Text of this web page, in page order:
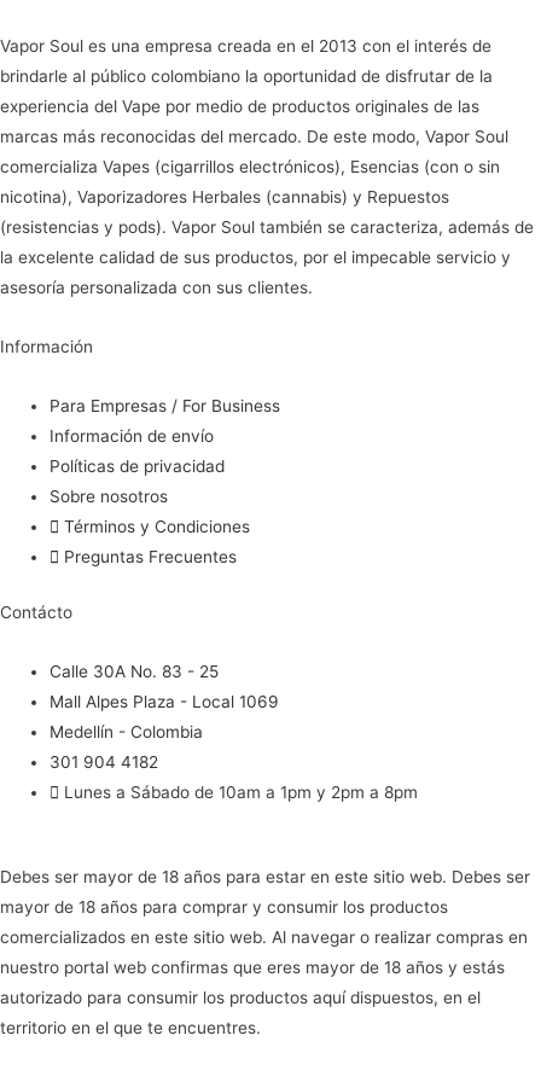
página
producto
Vapor Soul es una empresa creada en el 2013 con el interés de
brindarle al público colombiano la oportunidad de disfrutar de la
experiencia del Vape por medio de productos originales de las
marcas más reconocidas del mercado. De este modo, Vapor Soul
comercializa Vapes (cigarrillos electrónicos), Esencias (con o sin
nicotina), Vaporizadores Herbales (cannabis) y Repuestos
(resistencias y pods). Vapor Soul también se caracteriza, además de
la excelente calidad de sus productos, por el impecable servicio y
asesoría personalizada con sus clientes.
Información
Para Empresas / For Business
Información de envío
Políticas de privacidad
Sobre nosotros
Términos y Condiciones
Preguntas Frecuentes
Contácto
Calle 30A No. 83 - 25
Mall Alpes Plaza - Local 1069
Medellín - Colombia
301 904 4182
Lunes a Sábado de 10am a 1pm y 2pm a 8pm
Debes ser mayor de 18 años para estar en este sitio web. Debes ser
mayor de 18 años para comprar y consumir los productos
comercializados en este sitio web. Al navegar o realizar compras en
nuestro portal web confirmas que eres mayor de 18 años y estás
autorizado para consumir los productos aquí dispuestos, en el
territorio en el que te encuentres.